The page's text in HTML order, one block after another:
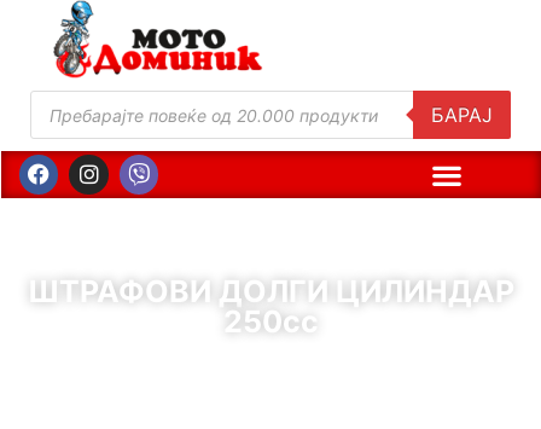
БАРАЈ
ШТРАФОВИ ДОЛГИ ЦИЛИНДАР
250сс